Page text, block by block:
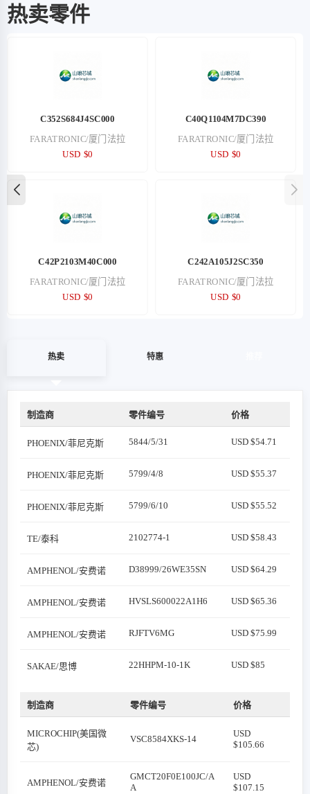
热卖零件
C352S684J4SC000
FARATRONIC/厦门法拉
USD $0
C40Q1104M7DC390
FARATRONIC/厦门法拉
USD $0
C42P2103M40C000
FARATRONIC/厦门法拉
USD $0
C242A105J2SC350
FARATRONIC/厦门法拉
USD $0
热卖 特惠
制造商 零件编号 价格
PHOENIX/菲尼克斯 5844/5/31 USD $54.71
PHOENIX/菲尼克斯 5799/4/8 USD $55.37
PHOENIX/菲尼克斯 5799/6/10 USD $55.52
TE/泰科 2102774-1 USD $58.43
AMPHENOL/安费诺 D38999/26WE35SN USD $64.29
AMPHENOL/安费诺 HVSLS600022A1H6 USD $65.36
AMPHENOL/安费诺 RJFTV6MG USD $75.99
SAKAE/思博 22HHPM-10-1K USD $85
制造商 零件编号 价格
MICROCHIP(美国微
芯)
VSC8584XKS-14
USD
$105.66
AMPHENOL/安费诺
GMCT20F0E100JC/A
A
USD
$107.15